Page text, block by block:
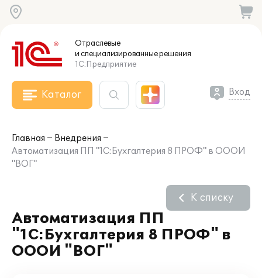
Отраслевые
и специализированныерешения
1С:Предприятие
Каталог Вход
Главная
Внедрения
Автоматизация ПП "1С:Бухгалтерия 8 ПРОФ" в ОООИ
"ВОГ"
Автоматизация ПП
"1С:Бухгалтерия 8 ПРОФ" в
ОООИ "ВОГ"
К списку